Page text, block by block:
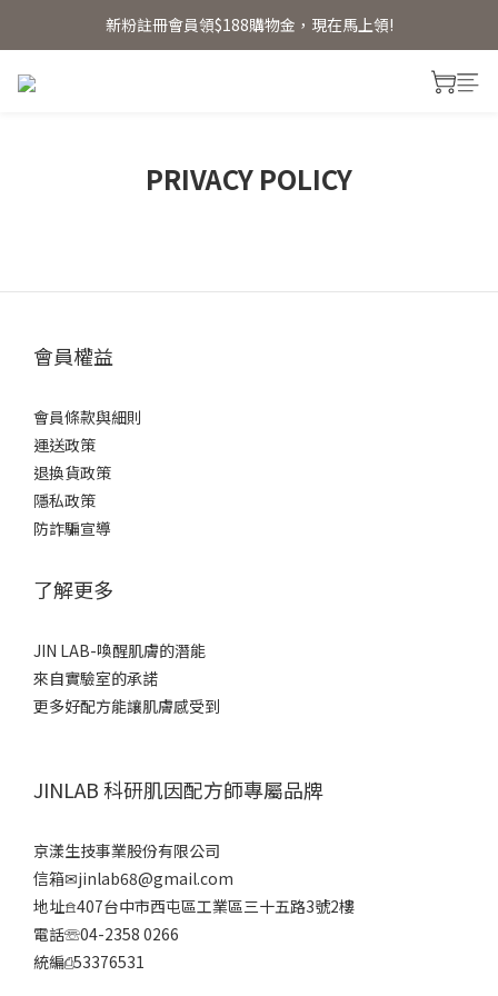
新粉註冊會員領$188購物金，現在馬上領!
新粉註冊會員領$188購物金，現在馬上領!
PRIVACY POLICY
會員權益
會員條款與細則
運送政策
退換貨政策
隱私政策
防詐騙宣導
了解更多
JIN LAB-喚醒肌膚的潛能
來自實驗室的承諾
更多好配方能讓肌膚感受到
JINLAB 科研肌因配方師專屬品牌
京漾生技事業股份有限公司
信箱✉jinlab68@gmail.com
地址𖠿407台中市西屯區工業區三十五路3號2樓
電話☏04-2358 0266
統編⎙53376531